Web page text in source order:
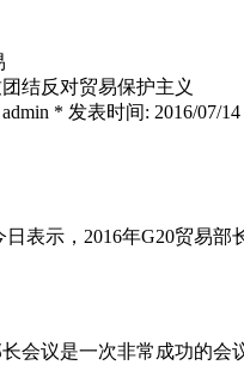
结反对贸易保护主义
* 发表时间: 2016/07/14
示，2016年G20贸易部
议是一次非常成功的会